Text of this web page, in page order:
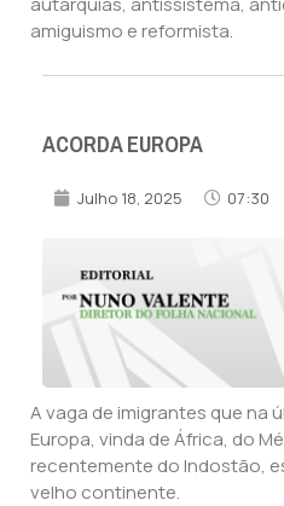
amiguismo e reformista.
ACORDA EUROPA
Julho 18, 2025 07:30
A vaga de imigrantes que na
Europa, vinda de África, do
recentemente do Indostão,
velho continente.